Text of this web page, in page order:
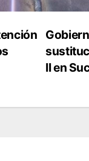
II en